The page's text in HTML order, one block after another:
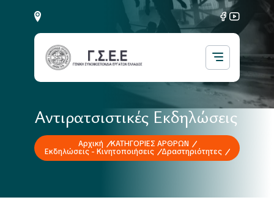
Αντιρατσιστικές Εκδηλώσεις
Αρχική
ΚΑΤΗΓΟΡΙΕΣ ΑΡΘΡΩΝ
Εκδηλώσεις - Κινητοποιήσεις
Δραστηριότητες